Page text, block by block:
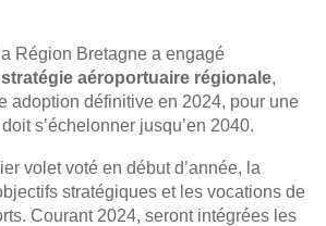
Région Bretagne a engagé
stratégie aéroportuaire régionale,
adoption définitive en 2024, pour une
s’échelonner jusqu’en 2040.
volet voté en début d’année, la
stratégiques et les vocations de
Courant 2024, seront intégrées les